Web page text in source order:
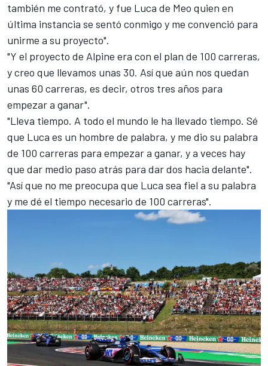
también me contrató, y fue Luca de Meo quien en
última instancia se sentó conmigo y me convenció para
unirme a su proyecto".
"Y el proyecto de Alpine era con el plan de 100 carreras,
y creo que llevamos unas 30. Así que aún nos quedan
unas 60 carreras, es decir, otros tres años para
empezar a ganar".
"Lleva tiempo. A todo el mundo le ha llevado tiempo. Sé
que Luca es un hombre de palabra, y me dio su palabra
de 100 carreras para empezar a ganar, y a veces hay
que dar medio paso atrás para dar dos hacia delante".
"Así que no me preocupa que Luca sea fiel a su palabra
y me dé el tiempo necesario de 100 carreras".